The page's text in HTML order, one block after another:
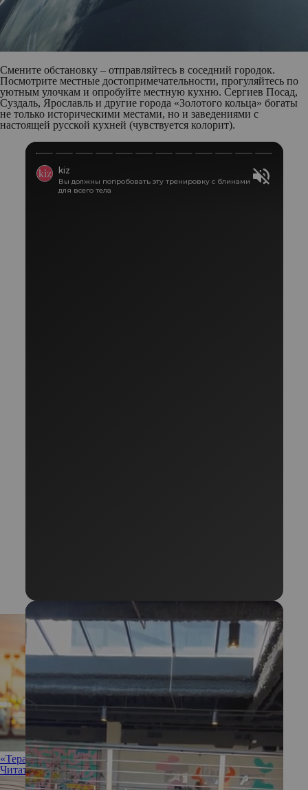
Смените обстановку – отправляйтесь в соседний городок.
Посмотрите местные достопримечательности, прогуляйтесь по
уютным улочкам и опробуйте местную кухню. Сергиев Посад,
Суздаль, Ярославль и другие города «Золотого кольца» богаты
не только историческими местами, но и заведениями с
настоящей русской кухней (чувствуется колорит).
«Терапевтический эффект» путешествия: правда или миф
Читать полностью